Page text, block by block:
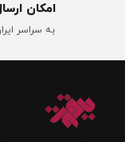
امکان
به سراسر